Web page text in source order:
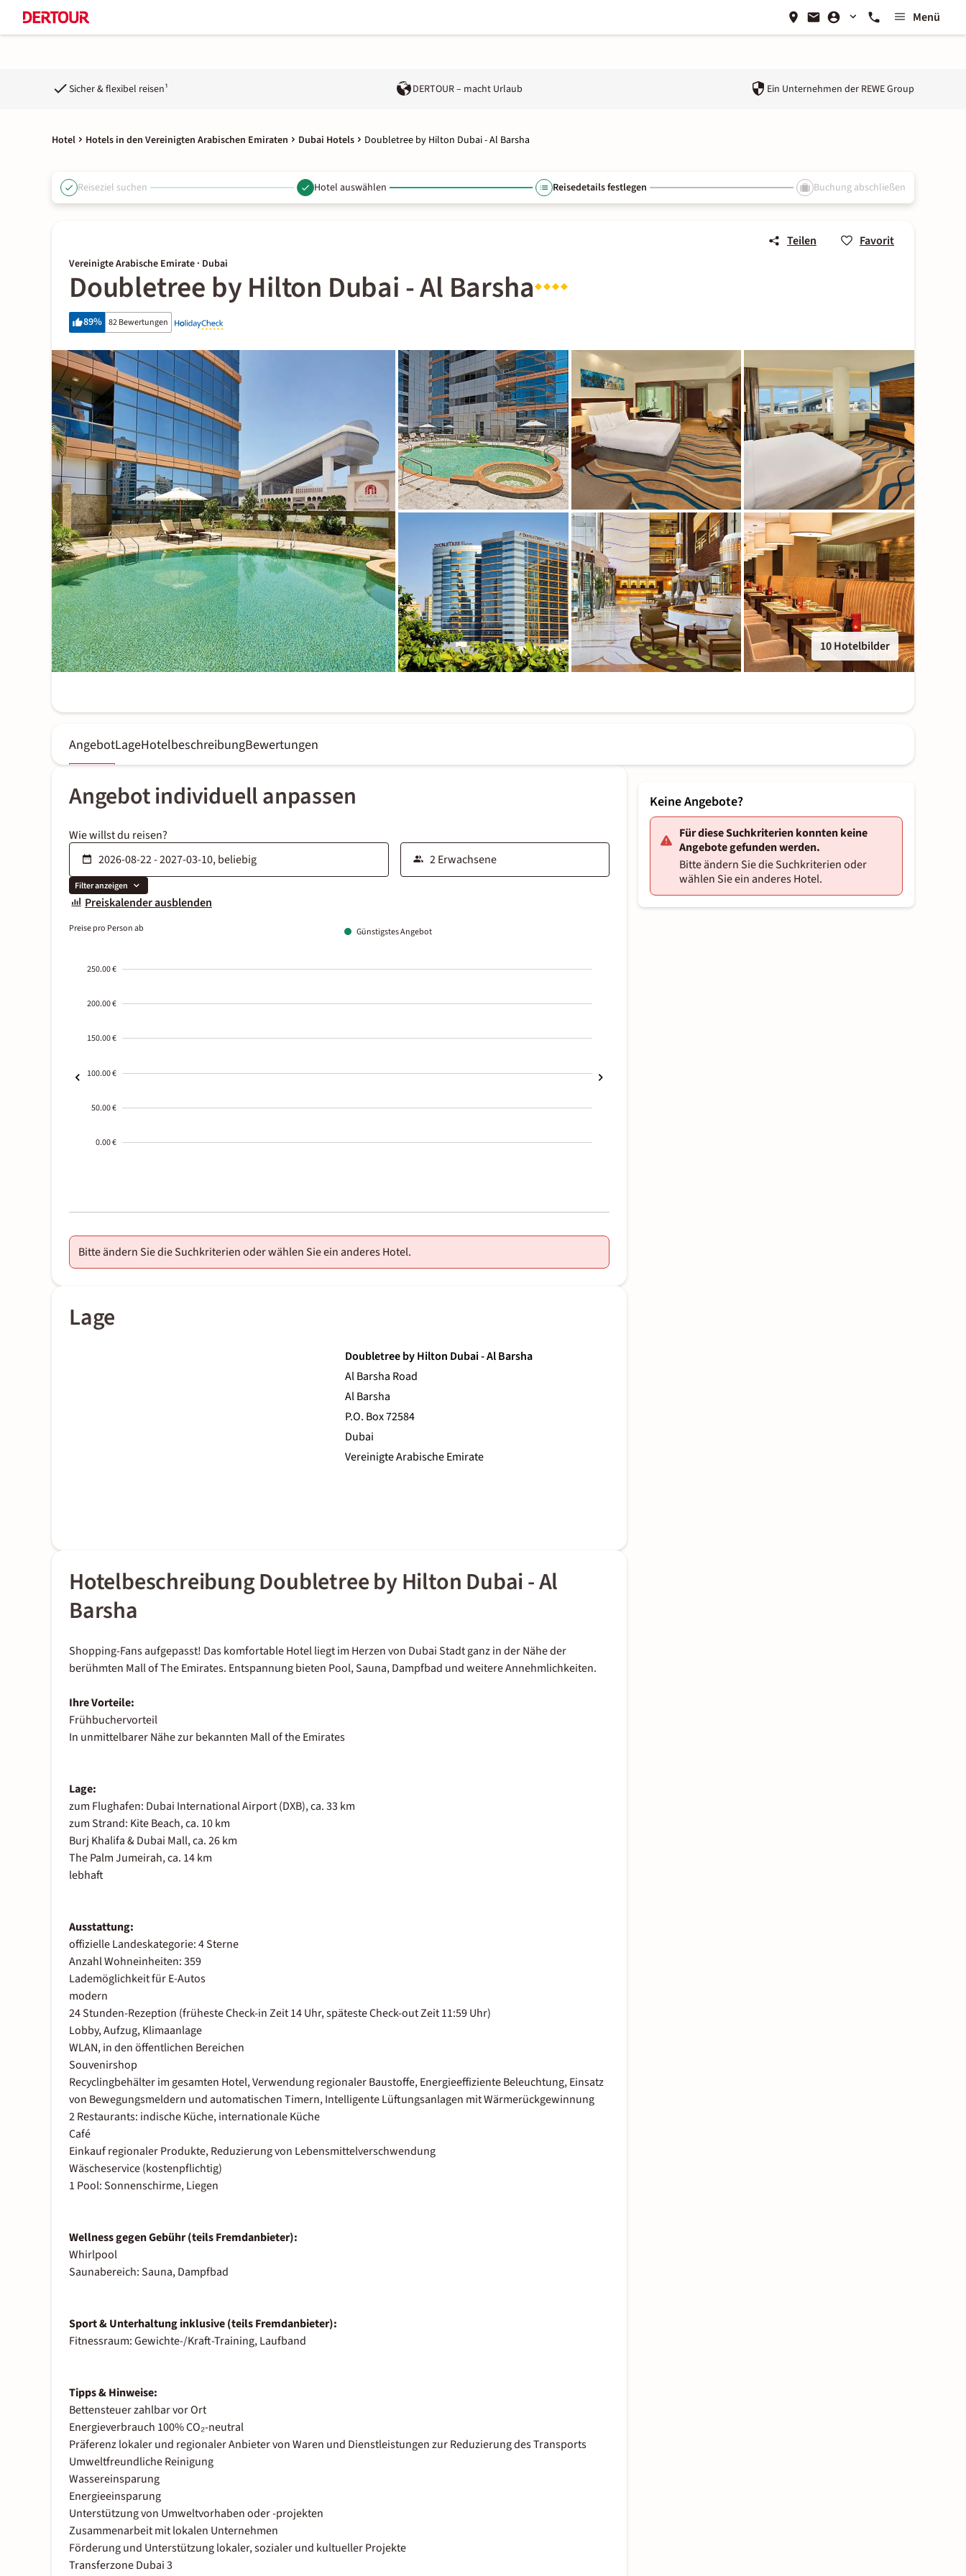
Menü
Sicher & flexibel reisen¹ DERTOUR – macht Urlaub Ein Unternehmen der REWE Group
Hotel Hotels in den Vereinigten Arabischen Emiraten Dubai Hotels Doubletree by Hilton Dubai - Al Barsha
Reiseziel suchen Hotel auswählen Reisedetails festlegen Buchung abschließen
Teilen Favorit
Vereinigte Arabische Emirate · Dubai
Doubletree by Hilton Dubai - Al Barsha
89% 82 Bewertungen
10 Hotelbilder
AngebotLageHotelbeschreibungBewertungen
Angebot individuell anpassen
Wie willst du reisen?
Filter anzeigen
Preiskalender ausblenden
Preise pro Person ab Günstigstes Angebot
250.00 €
200.00 €
150.00 €
100.00 €
50.00 €
0.00 €
01-02
Bitte ändern Sie die Suchkriterien oder wählen Sie ein anderes Hotel.
Lage
Doubletree by Hilton Dubai - Al Barsha
Al Barsha Road
Al Barsha
P.O. Box 72584
Dubai
Vereinigte Arabische Emirate
Hotelbeschreibung Doubletree by Hilton Dubai - Al
Barsha
Shopping-Fans aufgepasst! Das komfortable Hotel liegt im Herzen von Dubai Stadt ganz in der Nähe der
berühmten Mall of The Emirates. Entspannung bieten Pool, Sauna, Dampfbad und weitere Annehmlichkeiten.
Ihre Vorteile:
Frühbuchervorteil
In unmittelbarer Nähe zur bekannten Mall of the Emirates
Lage:
zum Flughafen: Dubai International Airport (DXB), ca. 33 km
zum Strand: Kite Beach, ca. 10 km
Burj Khalifa & Dubai Mall, ca. 26 km
The Palm Jumeirah, ca. 14 km
lebhaft
Ausstattung:
offizielle Landeskategorie: 4 Sterne
Anzahl Wohneinheiten: 359
Lademöglichkeit für E-Autos
modern
24 Stunden-Rezeption (früheste Check-in Zeit 14 Uhr, späteste Check-out Zeit 11:59 Uhr)
Lobby, Aufzug, Klimaanlage
WLAN, in den öffentlichen Bereichen
Souvenirshop
Recyclingbehälter im gesamten Hotel, Verwendung regionaler Baustoffe, Energieeffiziente Beleuchtung, Einsatz
von Bewegungsmeldern und automatischen Timern, Intelligente Lüftungsanlagen mit Wärmerückgewinnung
2 Restaurants: indische Küche, internationale Küche
Café
Einkauf regionaler Produkte, Reduzierung von Lebensmittelverschwendung
Wäscheservice (kostenpflichtig)
1 Pool: Sonnenschirme, Liegen
Wellness gegen Gebühr (teils Fremdanbieter):
Whirlpool
Saunabereich: Sauna, Dampfbad
Sport & Unterhaltung inklusive (teils Fremdanbieter):
Fitnessraum: Gewichte-/Kraft-Training, Laufband
Tipps & Hinweise:
Bettensteuer zahlbar vor Ort
Energieverbrauch 100% CO₂-neutral
Präferenz lokaler und regionaler Anbieter von Waren und Dienstleistungen zur Reduzierung des Transports
Umweltfreundliche Reinigung
Wassereinsparung
Energieeinsparung
Unterstützung von Umweltvorhaben oder -projekten
Zusammenarbeit mit lokalen Unternehmen
Förderung und Unterstützung lokaler, sozialer und kultueller Projekte
Transferzone Dubai 3
Keine Angebote?
Für diese Suchkriterien konnten keine
Angebote gefunden werden.
Bitte ändern Sie die Suchkriterien oder
wählen Sie ein anderes Hotel.